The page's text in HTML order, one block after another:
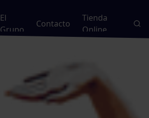
El
Grupo
Contacto
Tienda
Online